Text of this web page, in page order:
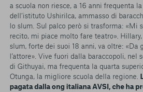
a scuola non riesce, a 16 anni frequenta
dell’istituto Ushirilca, ammasso di
lo slum. Sul palco però si trasforma: «Mi
recito, mi piace molto fare teatro».
slum, forte dei suoi 18 anni, va oltre: «Da
l’attore». Vive fuori dalla baraccopoli, nel
di Githuyai, ma frequenta la quarta
Otunga, la migliore scuola della regione.
pagata dalla ong italiana AVSI, che ha